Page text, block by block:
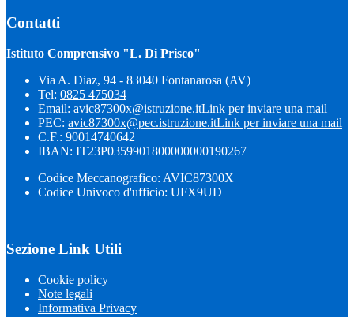
Contatti
Istituto Comprensivo "L. Di Prisco"
Via A. Diaz, 94 - 83040 Fontanarosa (AV)
Tel: 0825 475034
Email: avic87300x@istruzione.itLink per inviare una mail
PEC: avic87300x@pec.istruzione.itLink per inviare una mail
C.F.: 90014740642
IBAN: IT23P0359901800000000190267
Codice Meccanografico: AVIC87300X
Codice Univoco d'ufficio: UFX9UD
Sezione Link Utili
Cookie policy
Note legali
Informativa Privacy